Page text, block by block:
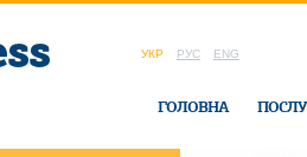
УКР РУС ENG
ГОЛОВНА